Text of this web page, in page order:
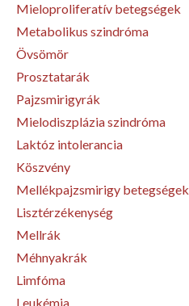
Mieloproliferatív betegségek
Metabolikus szindróma
Övsömör
Prosztatarák
Pajzsmirigyrák
Mielodiszplázia szindróma
Laktóz intolerancia
Köszvény
Mellékpajzsmirigy betegségek
Lisztérzékenység
Mellrák
Méhnyakrák
Limfóma
Leukémia